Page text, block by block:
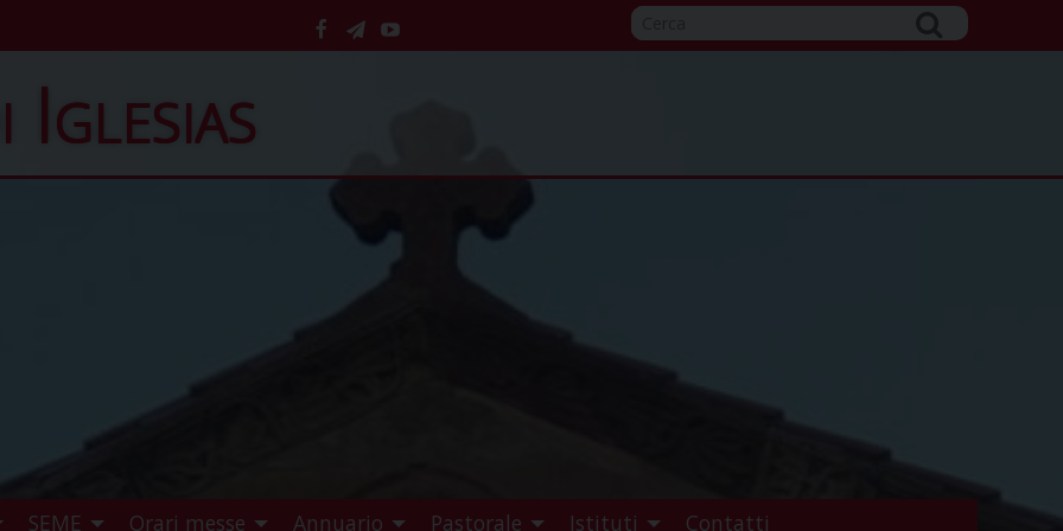
facebook
telegram
YouTube
Iglesias
SEME Orari messe Annuario Pastorale Istituti Contatti